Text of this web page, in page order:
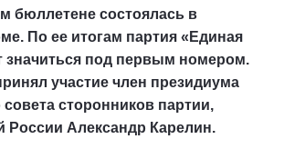
бюллетене состоялась в
По ее итогам партия «Единая
значиться под первым номером.
участие член президиума
совета сторонников партии,
России Александр Карелин.